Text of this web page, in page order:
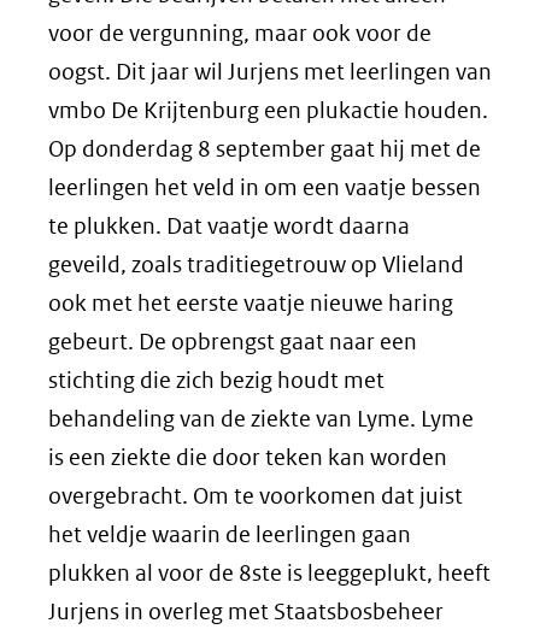
voor de vergunning, maar ook voor de
oogst. Dit jaar wil Jurjens met leerlingen van
vmbo De Krijtenburg een plukactie houden.
Op donderdag 8 september gaat hij met de
leerlingen het veld in om een vaatje bessen
te plukken. Dat vaatje wordt daarna
geveild, zoals traditiegetrouw op Vlieland
ook met het eerste vaatje nieuwe haring
gebeurt. De opbrengst gaat naar een
stichting die zich bezig houdt met
behandeling van de ziekte van Lyme. Lyme
is een ziekte die door teken kan worden
overgebracht. Om te voorkomen dat juist
het veldje waarin de leerlingen gaan
plukken al voor de 8ste is leeggeplukt, heeft
Jurjens in overleg met Staatsbosbeheer